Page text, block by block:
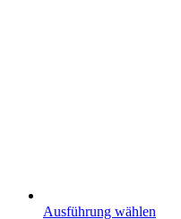
Ausführung wählen